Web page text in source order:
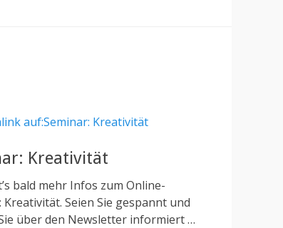
Kreativität
bald mehr Infos zum Online-
Kreativität. Seien Sie gespannt und
über den Newsletter informiert …